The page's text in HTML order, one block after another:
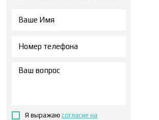
Я выражаю согласие на